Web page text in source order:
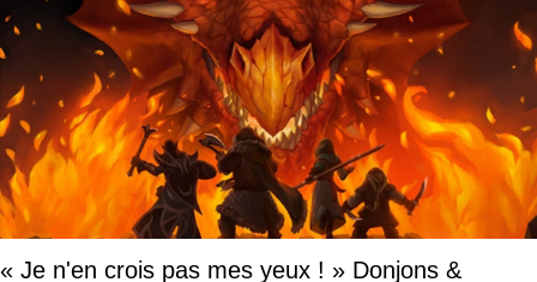
« Je n'en crois pas mes yeux ! » Donjons &